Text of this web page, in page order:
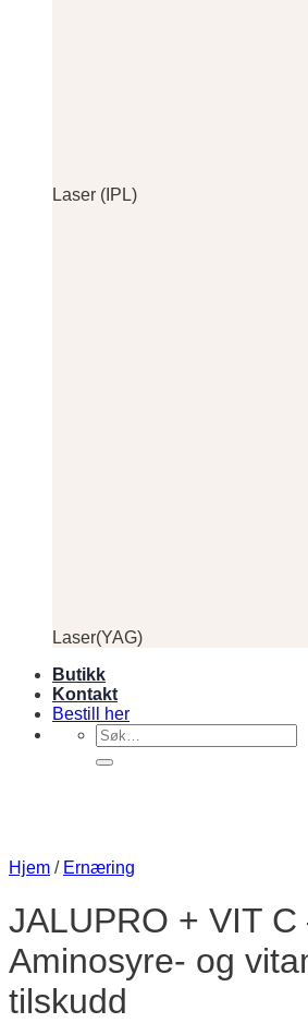
Laser (IPL)
Laser(YAG)
Butikk
Kontakt
Bestill her
Søk
etter:
Hjem / Ernæring
JALUPRO + VIT C
Aminosyre- og
tilskudd